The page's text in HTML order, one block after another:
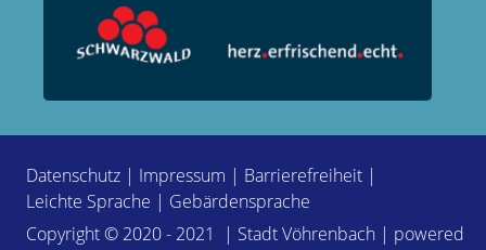
Datenschutz | Impressum | Barrierefreiheit |
Leichte Sprache | Gebärdensprache
Copyright © 2020 - 2021 | Stadt Vöhrenbach | powered